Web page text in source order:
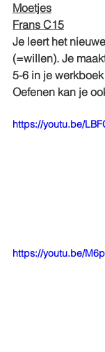
Moetjes
Frans C15
Je leert het
(=willen). Je
5-6 in je
Oefenen kan je
https://youtu.be/
https://youtu.be/